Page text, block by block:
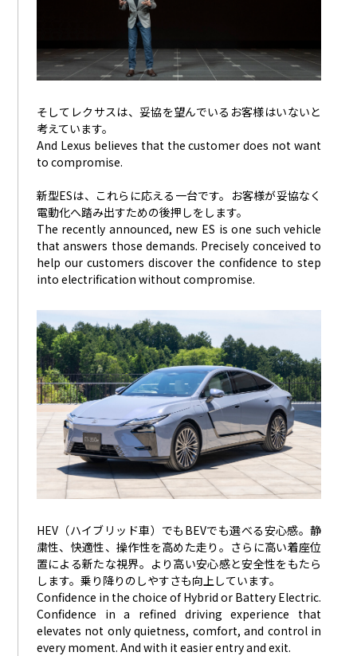
そしてレクサスは、妥協を望んでいるお客様はいないと
考えています。
And Lexus believes that the customer does not want
to compromise.
新型ESは、これらに応える一台です。お客様が妥協なく
電動化へ踏み出すための後押しをします。
The recently announced, new ES is one such vehicle
that answers those demands. Precisely conceived to
help our customers discover the confidence to step
into electrification without compromise.
HEV（ハイブリッド車）でもBEVでも選べる安心感。静
粛性、快適性、操作性を高めた走り。さらに高い着座位
置による新たな視界。より高い安心感と安全性をもたら
します。乗り降りのしやすさも向上しています。
Confidence in the choice of Hybrid or Battery Electric.
Confidence in a refined driving experience that
elevates not only quietness, comfort, and control in
every moment. And with it easier entry and exit.